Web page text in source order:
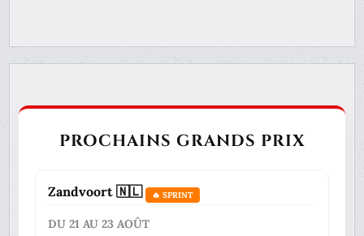
PROCHAINS GRANDS PRIX
Zandvoort 🇳🇱 🔥 SPRINT
DU 21 AU 23 AOÛT